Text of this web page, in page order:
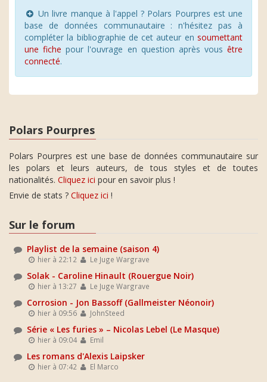
Un livre manque à l'appel ? Polars Pourpres est une
base de données communautaire : n'hésitez pas à
compléter la bibliographie de cet auteur en soumettant
une fiche pour l'ouvrage en question après vous être
connecté.
Polars Pourpres
Polars Pourpres est une base de données communautaire sur
les polars et leurs auteurs, de tous styles et de toutes
nationalités. Cliquez ici pour en savoir plus !
Envie de stats ? Cliquez ici !
Sur le forum
Playlist de la semaine (saison 4)
hier à 22:12 Le Juge Wargrave
Solak - Caroline Hinault (Rouergue Noir)
hier à 13:27 Le Juge Wargrave
Corrosion - Jon Bassoff (Gallmeister Néonoir)
hier à 09:56 JohnSteed
Série « Les furies » – Nicolas Lebel (Le Masque)
hier à 09:04 Emil
Les romans d'Alexis Laipsker
hier à 07:42 El Marco